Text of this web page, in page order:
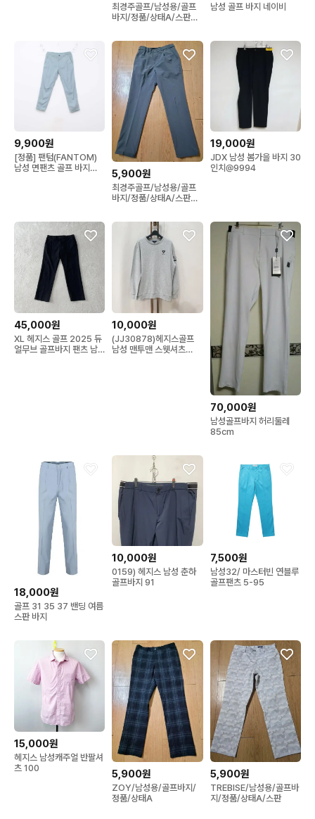
최경주골프/남성용/골프
바지/정품/상태A/스판원
남성 골프 바지 네이비
9,900원
[정품] 팬텀(FANTOM)
남성 면팬츠 골프 바지
5,900원
최경주골프/남성용/골프
바지/정품/상태A/스판원
19,000원
JDX 남성 봄가을 바지 30
인치@9994
45,000원
XL 헤지스 골프 2025 듀
얼무브 골프바지 팬츠 남
10,000원
(JJ30878)헤지스골프
남성 맨투맨 스웻셔츠
70,000원
남성골프바지 허리둘레
85cm
18,000원
골프 31 35 37 밴딩 여름
스판 바지
10,000원
0159) 헤지스 남성 춘하
골프바지 91
7,500원
남성32/ 마스터빈 연블루
골프팬츠 5-95
15,000원
헤지스 남성캐주얼 반팔셔
츠 100
5,900원
ZOY/남성용/골프바지/
정품/상태A
5,900원
TREBISE/남성용/골프바
지/정품/상태A/스판